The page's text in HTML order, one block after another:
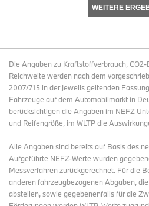
WEITERE
Die Angaben zu Kraftstoffverbrauch,
Reichweite werden nach dem
2007/715 in der jeweils geltenden
Fahrzeuge auf dem Automobilmarkt in
berücksichtigen die Angaben im NEFZ
und Reifengröße, im WLTP die
Alle Angaben sind bereits auf Basis des
Aufgeführte NEFZ-Werte wurden
Messverfahren zurückgerechnet. Für die
anderen fahrzeugbezogenen Abgaben,
abstellen, sowie gegebenenfalls für die